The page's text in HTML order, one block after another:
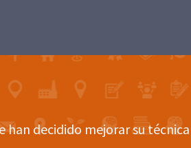
han decidido mejorar su técnica